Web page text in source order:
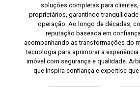
soluções completas para
proprietários, garantindo tranquilidade
operação. Ao longo de décadas,
reputação baseada em
acompanhando as transformações do
tecnologia para aprimorar a
imóvel com segurança e qualidade.
que inspira confiança e expertise